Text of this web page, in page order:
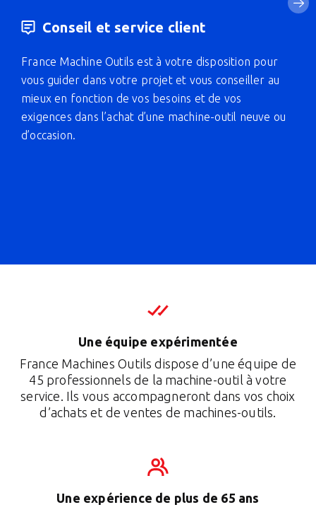
Conseil et service client
France Machine Outils est à votre disposition pour
vous guider dans votre projet et vous conseiller au
mieux en fonction de vos besoins et de vos
exigences dans l’achat d’une machine-outil neuve ou
d’occasion.
Une équipe expérimentée
France Machines Outils dispose d’une équipe de
45 professionnels de la machine-outil à votre
service. Ils vous accompagneront dans vos choix
d’achats et de ventes de machines-outils.
Une expérience de plus de 65 ans